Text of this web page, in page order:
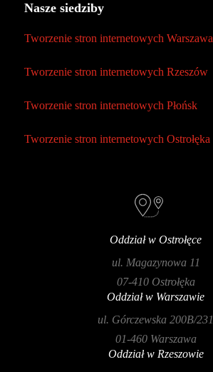
Nasze siedziby
Tworzenie stron internetowych Warszawa
Tworzenie stron internetowych Rzeszów
Tworzenie stron internetowych Płońsk
Tworzenie stron internetowych Ostrołęka
Oddział w Ostrołęce
ul. Magazynowa 11
07-410 Ostrołęka
Oddział w Warszawie
ul. Górczewska 200B/231
01-460 Warszawa
Oddział w Rzeszowie